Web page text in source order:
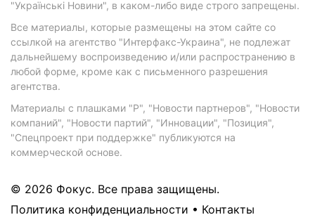
"Українські Новини", в каком-либо виде строго запрещены.
Все материалы, которые размещены на этом сайте со
ссылкой на агентство "Интерфакс-Украина", не подлежат
дальнейшему воспроизведению и/или распространению в
любой форме, кроме как с письменного разрешения
агентства.
Материалы с плашками "Р", "Новости партнеров", "Новости
компаний", "Новости партий", "Инновации", "Позиция",
"Спецпроект при поддержке" публикуются на
коммерческой основе.
© 2026 Фокус. Все права защищены.
Политика конфиденциальности • Контакты